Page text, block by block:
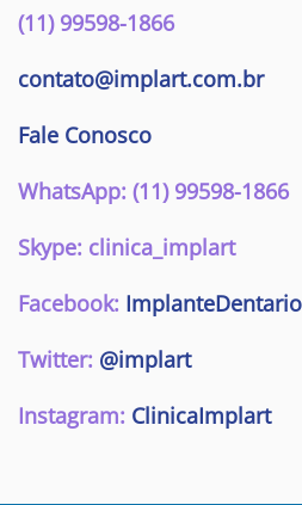
(11) 99598-1866
contato@implart.com.br
Fale Conosco
WhatsApp: (11) 99598-1866
Skype: clinica_implart
Facebook:
Twitter: @implart
Instagram: ClinicaImplart